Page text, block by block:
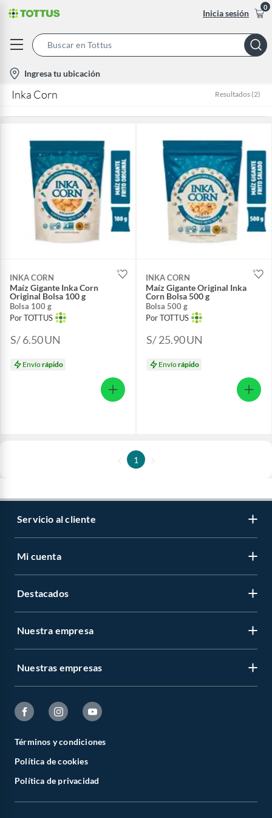
Inicia sesión
0
Bar
location-
icon
Ingresa tu ubicación
Inka Corn Resultados (2)
INKA CORN
Maíz Gigante Inka Corn
Original Bolsa 100 g
Bolsa 100 g
Por TOTTUS
S/ 6.50UN
Envíorápido
INKA CORN
Maíz Gigante Original Inka
Corn Bolsa 500 g
Bolsa 500 g
Por TOTTUS
S/ 25.90UN
Envíorápido
1
Servicio al cliente
Mi cuenta
Destacados
Nuestra empresa
Nuestras empresas
Términos y condiciones
Política de cookies
Política de privacidad